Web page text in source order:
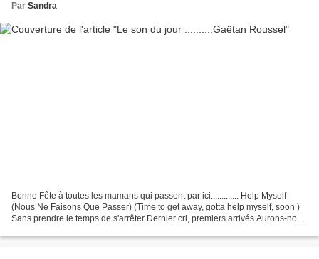
Par Sandra
Bonne Fête à toutes les mamans qui passent par ici............. Help Myself
(Nous Ne Faisons Que Passer) (Time to get away, gotta help myself, soon )
Sans prendre le temps de s'arrêter Dernier cri, premiers arrivés Aurons-nous